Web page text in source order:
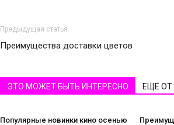
Предыдущая статья
Преимущества доставки цветов
ЭТО МОЖЕТ БЫТЬ ИНТЕРЕСНО ЕЩЕ
Популярные новинки кино осенью